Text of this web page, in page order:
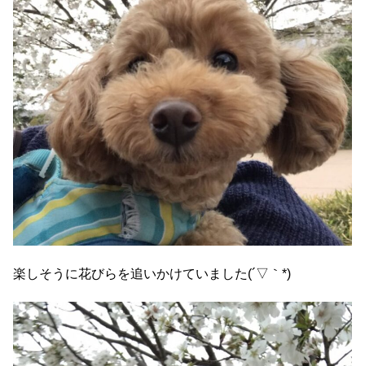
楽しそうに花びらを追いかけていました(´▽｀*)